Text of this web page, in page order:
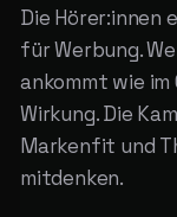
Die Hörer:innen
für Werbung.
ankommt wie
Wirkung. Die
Markenfit und
mitdenken.